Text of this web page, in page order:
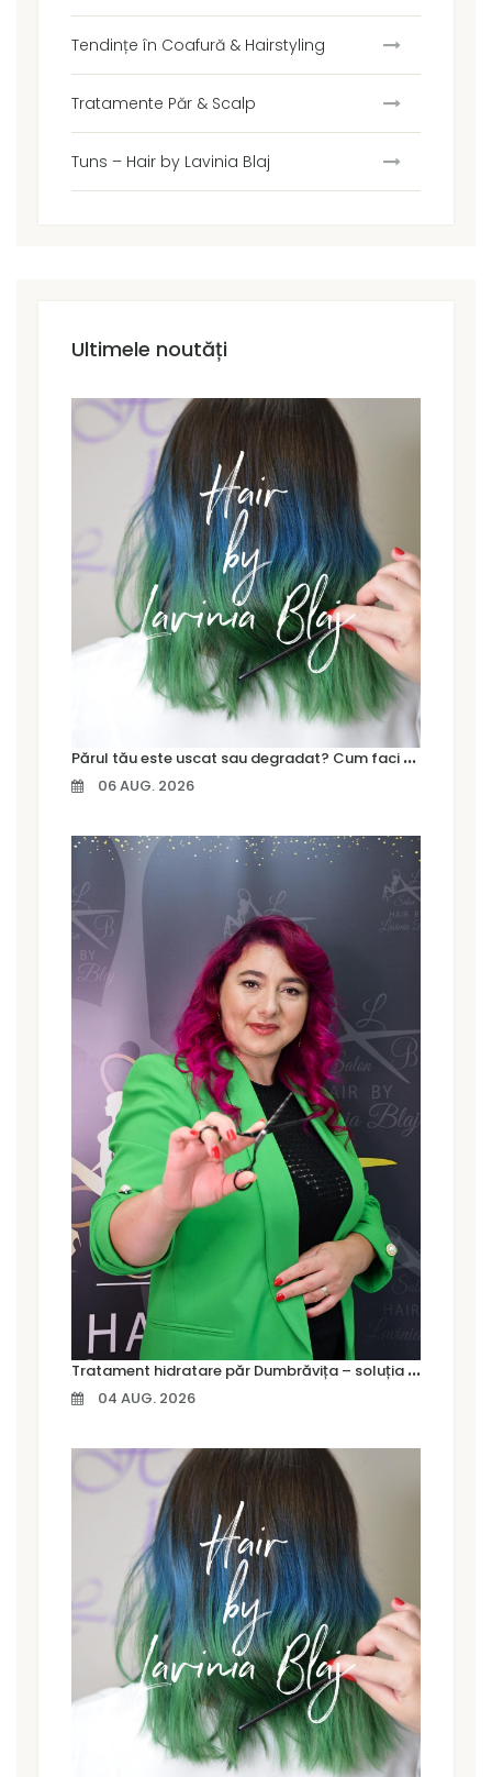
Tendințe în Coafură & Hairstyling
Tratamente Păr & Scalp
Tuns – Hair by Lavinia Blaj
Ultimele noutăți
P
ărul tău este uscat sau degradat? Cum faci diferența și ce tratament are nevoie
06 AUG. 2026
T
ratament hidratare păr Dumbrăvița – soluția pentru un păr moale, strălucitor și sănătos
04 AUG. 2026